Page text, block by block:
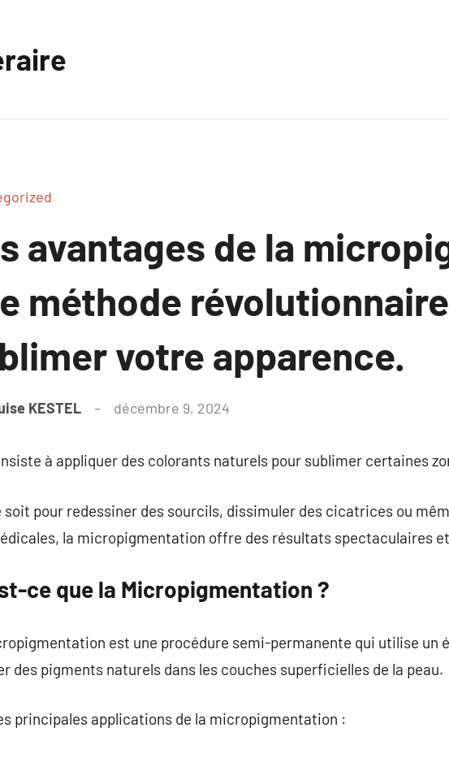
avantages de la
méthode
votre apparence.
KESTEL décembre 9, 2024
à appliquer des colorants naturels pour sublimer certaines
soit pour redessiner des sourcils, dissimuler des cicatrices ou
la micropigmentation offre des résultats spectaculaires
ce que la Micropigmentation ?
est une procédure semi-permanente qui utilise un
des pigments naturels dans les couches superficielles de la peau.
principales applications de la micropigmentation :